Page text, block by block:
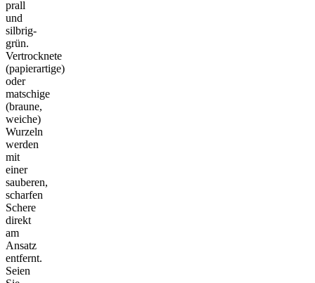
prall
und
silbrig-
grün.
Vertrocknete
(papierartige)
oder
matschige
(braune,
weiche)
Wurzeln
werden
mit
einer
sauberen,
scharfen
Schere
direkt
am
Ansatz
entfernt.
Seien